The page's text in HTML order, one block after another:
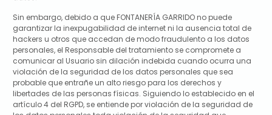
Sin embargo, debido a que FONTANERÍA GARRIDOno puede
garantizar la inexpugabilidad de internet ni la ausencia total de
hackers u otros que accedan de modo fraudulento a los datos
personales, el Responsable del tratamiento se compromete a
comunicar al Usuario sin dilación indebida cuando ocurra una
violación de la seguridad de los datos personales que sea
probable que entrañe un alto riesgo para los derechos y
libertades de las personas físicas. Siguiendo lo establecido en el
artículo 4 del RGPD, se entiende por violación de la seguridad de